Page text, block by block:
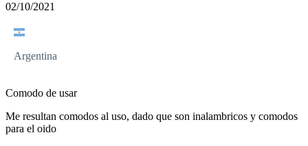
02/10/2021
Argentina
Comodo de usar
Me resultan comodos al uso, dado que son inalambricos y comodos
para el oido